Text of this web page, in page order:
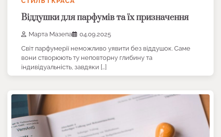
Віддушки для парфумів та їх призначення
Марта Мазепа
04.09.2025
Світ парфумерії неможливо уявити без віддушок. Саме
вони створюють ту неповторну глибину та
індивідуальність, завдяки […]